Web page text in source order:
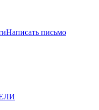
Написать письмо